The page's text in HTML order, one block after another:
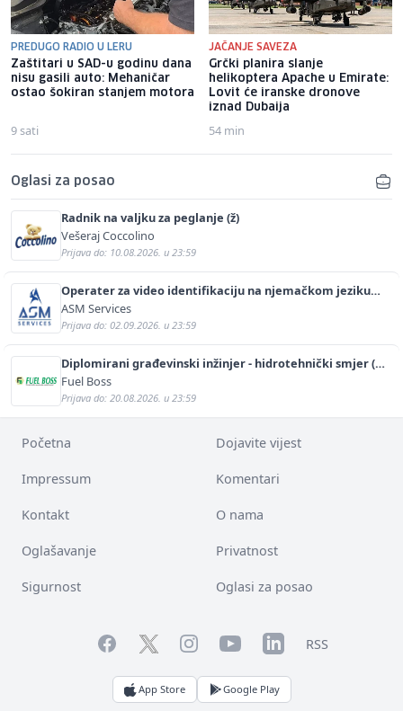
PREDUGO RADIO U LERU
Zaštitari u SAD-u godinu dana
nisu gasili auto: Mehaničar
ostao šokiran stanjem motora
9 sati
JAČANJE SAVEZA
Grčki planira slanje
helikoptera Apache u Emirate:
Lovit će iranske dronove
iznad Dubaija
54 min
Oglasi za posao
Radnik na valjku za peglanje (ž)
Vešeraj Coccolino
Prijava do: 10.08.2026. u 23:59
Operater za video identifikaciju na njemačkom jeziku
(m/ž)
ASM Services
Prijava do: 02.09.2026. u 23:59
Diplomirani građevinski inžinjer - hidrotehnički smjer (m/
ž)
Fuel Boss
Prijava do: 20.08.2026. u 23:59
Početna Dojavite vijest
Impressum Komentari
Kontakt O nama
Oglašavanje Privatnost
Sigurnost Oglasi za posao
FacebookTwitterInstagramYouTubeLinkedInRSS
App Store Google Play